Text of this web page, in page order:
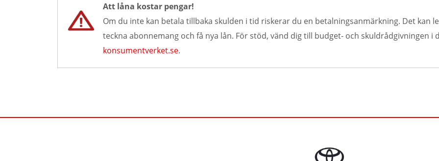
Att låna kostar pengar!
Om du inte kan betala tillbaka skulden i tid riskerar du en betalningsanmärkning. Det kan
teckna abonnemang och få nya lån. För stöd, vänd dig till budget- och skuldrådgivningen
konsumentverket.se.